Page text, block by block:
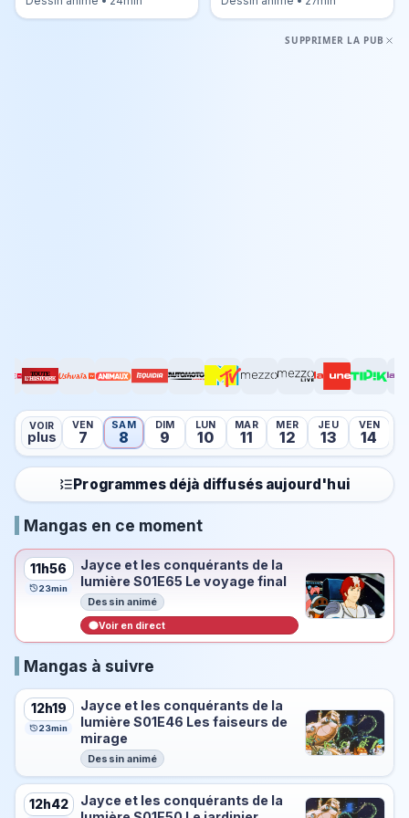
SUPPRIMER LA PUB
VOIR
plus
VEN
7
SAM
8
DIM
9
LUN
10
MAR
11
MER
12
JEU
13
VEN
14
Programmes déjà diffusés aujourd'hui
Mangas en ce moment
11h56
23min
Jayce et les conquérants de la
lumière S01E65 Le voyage final
Dessin animé
Voir en direct
Mangas à suivre
12h19
23min
Jayce et les conquérants de la
lumière S01E46 Les faiseurs de
mirage
Dessin animé
12h42
Jayce et les conquérants de la